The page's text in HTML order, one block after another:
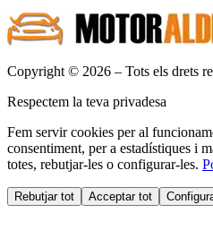
Copyright © 2026 – Tots els drets
Respectem la teva privadesa
Fem servir cookies per al
consentiment, per a estadístiques i
totes, rebutjar-les o configurar-les.
Rebutjar tot Acceptar tot